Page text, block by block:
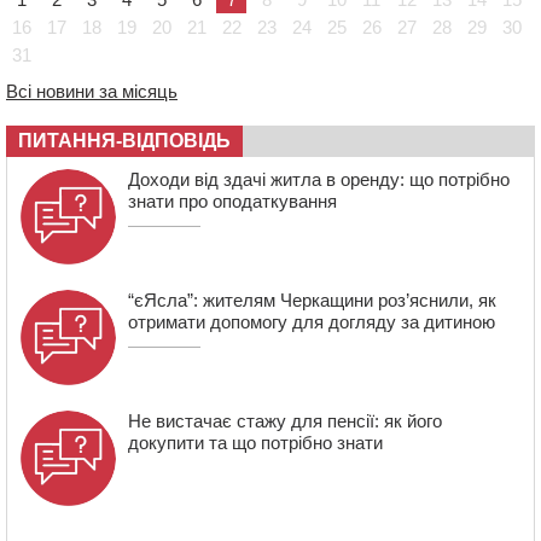
мопедом: двоє людей у лікарні
09:42
670 тис грн штрафу за незаконні зміни до договору
08:20 Обрано претендента на посаду директора
Мокрокалигірського психоневрологічного інтернату
16
17 18 19 20 21 22 23 24 25 26 27 28 29
30
31
Всі новини за місяць
ПИТАННЯ-ВІДПОВІДЬ
Доходи від здачі житла в оренду: що потрібно
знати про оподаткування
“єЯсла”: жителям Черкащини роз’яснили, як
отримати допомогу для догляду за дитиною
Не вистачає стажу для пенсії: як його
докупити та що потрібно знати